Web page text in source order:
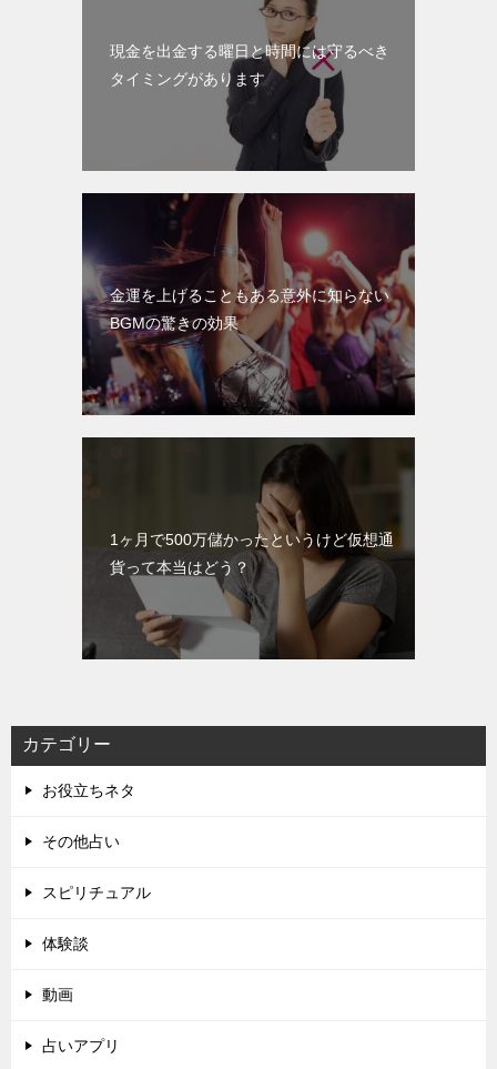
現金を出金する曜日と時間には守るべき
タイミングがあります
金運を上げることもある意外に知らない
BGMの驚きの効果
1ヶ月で500万儲かったというけど仮想通
貨って本当はどう？
カテゴリー
お役立ちネタ
その他占い
スピリチュアル
体験談
動画
占いアプリ